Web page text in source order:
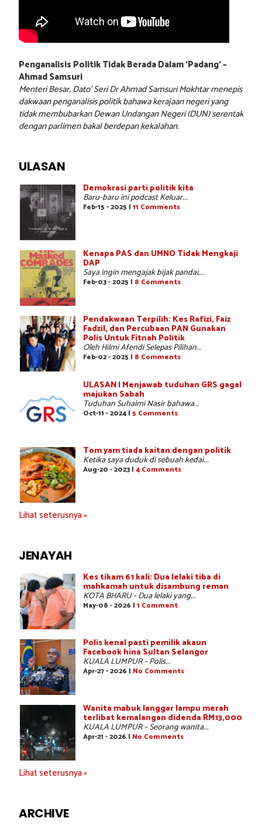
Penganalisis Politik Tidak Berada Dalam ‘Padang’ –
Ahmad Samsuri
Menteri Besar, Dato’ Seri Dr Ahmad Samsuri Mokhtar menepis
dakwaan penganalisis politik bahawa kerajaan negeri yang
tidak membubarkan Dewan Undangan Negeri (DUN) serentak
dengan parlimen bakal berdepan kekalahan.
ULASAN
Demokrasi parti politik kita
Baru-baru ini podcast Keluar...
Feb-15 - 2025 | 11 Comments
Kenapa PAS dan UMNO Tidak Mengkaji
DAP
Saya ingin mengajak bijak pandai,...
Feb-03 - 2025 | 8 Comments
Pendakwaan Terpilih: Kes Rafizi, Faiz
Fadzil, dan Percubaan PAN Gunakan
Polis Untuk Fitnah Politik
Oleh Hilmi Afendi Selepas Pilihan...
Feb-02 - 2025 | 8 Comments
ULASAN | Menjawab tuduhan GRS gagal
majukan Sabah
Tuduhan Suhaimi Nasir bahawa...
Oct-11 - 2024 | 5 Comments
Tom yam tiada kaitan dengan politik
Ketika saya duduk di sebuah kedai...
Aug-20 - 2023 | 4 Comments
Lihat seterusnya »
JENAYAH
Kes tikam 61 kali: Dua lelaki tiba di
mahkamah untuk disambung reman
KOTA BHARU - Dua lelaki yang...
May-08 - 2026 | 1 Comment
Polis kenal pasti pemilik akaun
Facebook hina Sultan Selangor
KUALA LUMPUR – Polis...
Apr-27 - 2026 | No Comments
Wanita mabuk langgar lampu merah
terlibat kemalangan didenda RM13,000
KUALA LUMPUR – Seorang wanita...
Apr-21 - 2026 | No Comments
Lihat seterusnya »
ARCHIVE